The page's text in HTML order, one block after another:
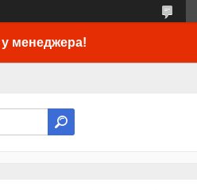
у менеджера!